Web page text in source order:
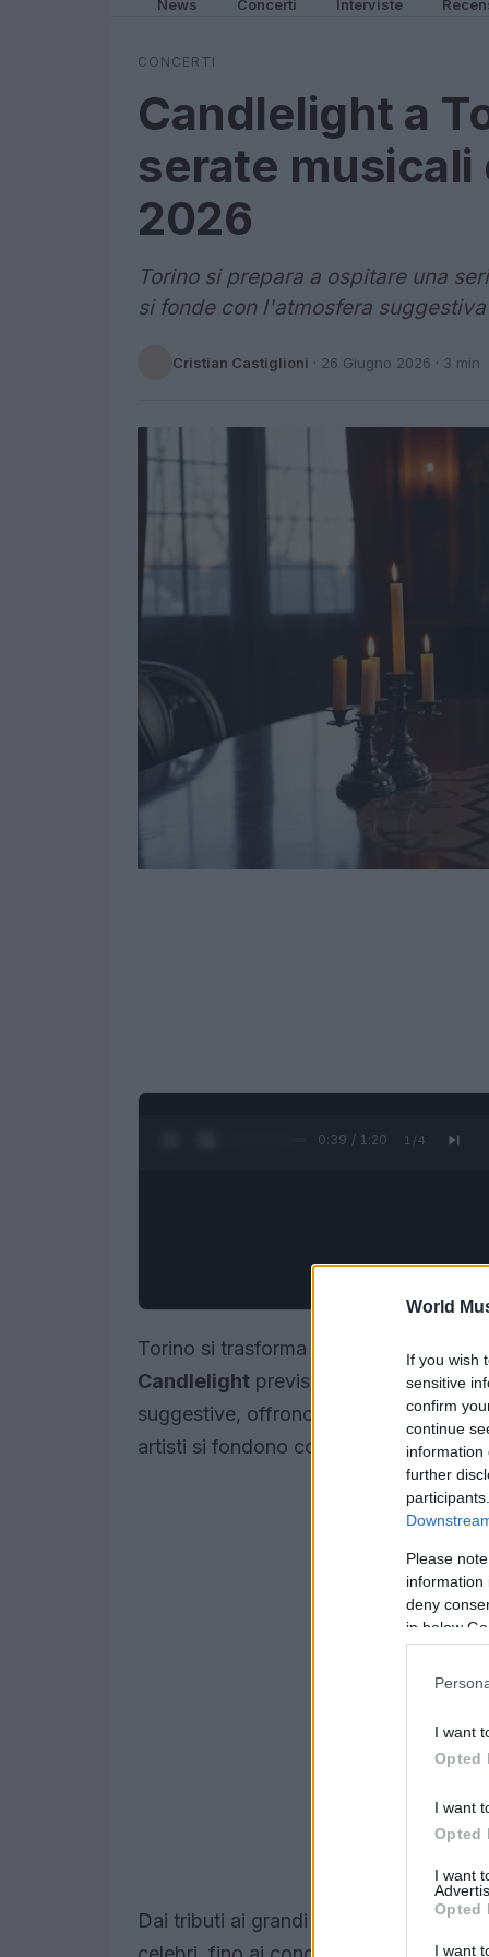
World
If you wish
sensitive
confirm
continue
information
further
Please
information
deny
in below
I want
Opted
I want
Opted
I want
Opted
I want
News Concerti Interviste
CONCERTI
Candlelight a
serate musicali
2026
Torino si prepara a ospitare una
si fonde con l'atmosfera
Cristian Castiglioni · 26 Giugno 2026 · 3 min
0:40 / 1:20 1 /4
Torino si trasforma in un palcoscenico
Candlelight previsti per il 2026.
suggestive, offrono un’esperienza
artisti si fondono con il bagliore delle
Dai tributi ai grandi della musica